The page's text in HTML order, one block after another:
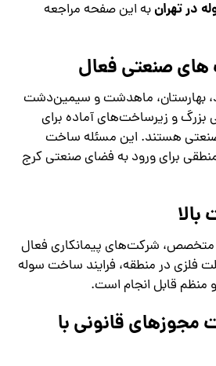
در تهرانبه این صفحه مراجعه
بهارستان، ماهدشت و سیمین‌دشت
و زیرساخت‌های آماده برای
هستند. این مسئله ساخت
برای ورود به فضای صنعتی کرج
متخصص، شرکت‌های پیمانکاری فعال
فلزی در منطقه، فرایند ساخت سوله
قابل انجام است.
مجوزهای قانونی با